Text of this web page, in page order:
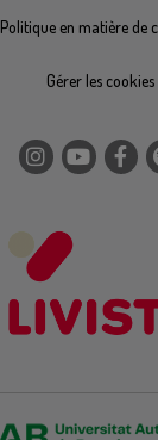
Politique en matière de
Gérer les cookies